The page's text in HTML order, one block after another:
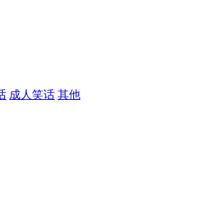
成人笑话 其他